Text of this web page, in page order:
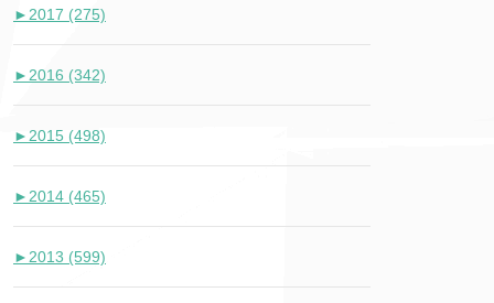
► 2017 (275)
► 2016 (342)
► 2015 (498)
► 2014 (465)
► 2013 (599)